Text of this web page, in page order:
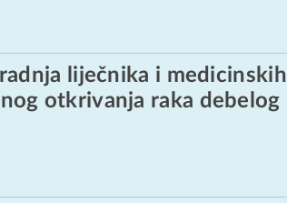
liječnika i medicinskih
otkrivanja raka debelog